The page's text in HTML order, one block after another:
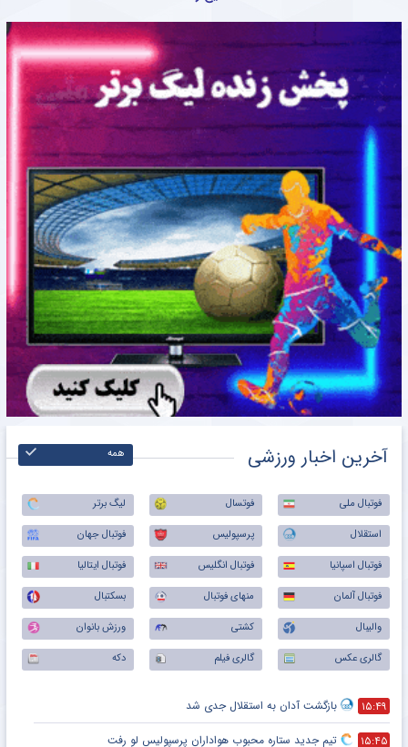
آخرین اخبار ورزشی همه
فوتبال ملی فوتسال
لیگ برتر
استقلال
پرسپولیس
فوتبال جهان
فوتبال اسپانیا
فوتبال انگلیس
فوتبال ایتالیا
فوتبال آلمان
منهای فوتبال
بسکتبال
والیبال
کشتی
ورزش بانوان
گالری عکس
گالری فیلم دکه
۱۵:۴۹ بازگشت آدان به استقلال جدی شد
۱۵:۴۵ تیم جدید ستاره محبوب هواداران پرسپولیس لو رفت